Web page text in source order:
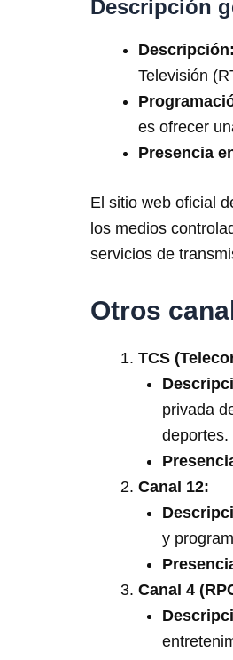
Descripción
Descripción:
Televisión
es ofrecer
Presencia
El sitio web oficial
los medios
servicios de
Otros
TCS
privada
deportes.
Canal 12:
y
Canal 4